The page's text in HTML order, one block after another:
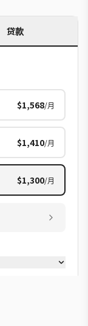
贷款
$1,568/月
$1,410/月
$1,300/月